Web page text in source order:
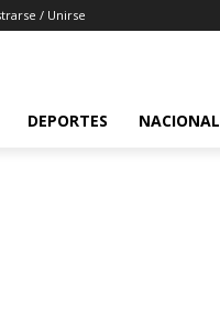
/ Unirse
DEPORTES NACIONAL